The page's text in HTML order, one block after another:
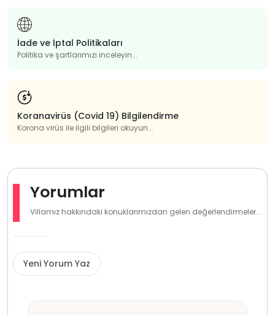
İade ve İptal Politikaları
Politika ve şartlarımızı inceleyin...
Koranavirüs (Covid 19) Bilgilendirme
Korona virüs ile ilgili bilgileri okuyun...
Yorumlar
Villamız hakkındaki konuklarımızdan gelen değerlendirmeler...
Yeni Yorum Yaz